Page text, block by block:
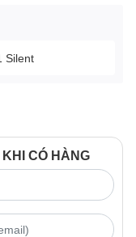
Silent
CÓ HÀNG